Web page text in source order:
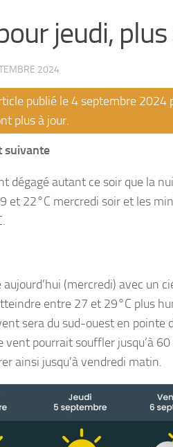
jeudi,
2024
publié le 4 septembre 2024
plus à jour.
suivante
dégagé autant ce soir que la
et 22°C mercredi soir et les
(mercredi) avec un
entre 27 et 29°C plus
sera du sud-ouest en pointe
vent pourrait souffler jusqu’à
ainsi jusqu’à vendredi matin.